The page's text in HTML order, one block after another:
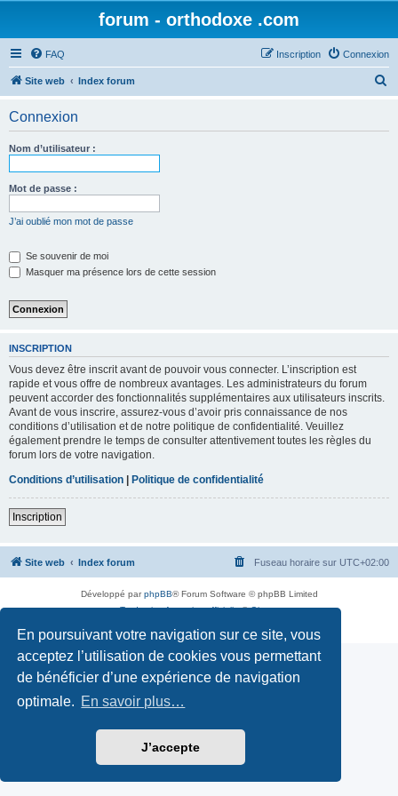
En poursuivant votre navigation sur ce site, vous
acceptez l’utilisation de cookies vous permettant
de bénéficier d’une expérience de navigation
optimale. En savoir plus…
J’accepte
forum - orthodoxe .com
FAQ Connexion
Inscription
Site web Index forum
Connexion
Nom d’utilisateur :
Mot de passe :
J’ai oublié mon mot de passe
Se souvenir de moi
Masquer ma présence lors de cette session
INSCRIPTION
Vous devez être inscrit avant de pouvoir vous connecter. L’inscription est
rapide et vous offre de nombreux avantages. Les administrateurs du forum
peuvent accorder des fonctionnalités supplémentaires aux utilisateurs inscrits.
Avant de vous inscrire, assurez-vous d’avoir pris connaissance de nos
conditions d’utilisation et de notre politique de confidentialité. Veuillez
également prendre le temps de consulter attentivement toutes les règles du
forum lors de votre navigation.
Conditions d’utilisation | Politique de confidentialité
Inscription
Site web Index forum Fuseau horaire sur UTC+02:00
Développé parphpBB® Forum Software © phpBB Limited
Traduction française officielle©Qiaeru